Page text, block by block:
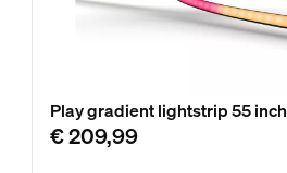
Play gradient lightstrip 55 inch
€ 209,99